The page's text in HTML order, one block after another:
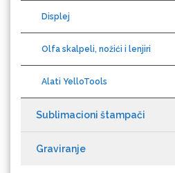
Gravotech
Displej
Olfa skalpeli, nožići i lenjiri
Alati YelloTools
Sublimacioni štampači
Graviranje